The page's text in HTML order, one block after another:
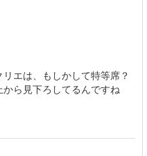
エは、もしかして特等席？
ら見下ろしてるんですね